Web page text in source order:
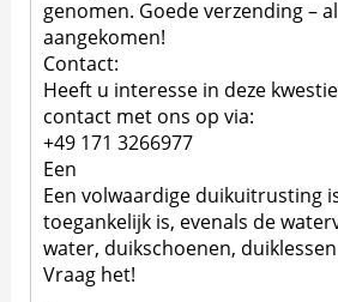
genomen. Goede verzending –
aangekomen!
Contact:
Heeft u interesse in deze
contact met ons op via:
+49 171 3266977
Een
Een volwaardige duikuitrusting
toegankelijk is, evenals de
water, duikschoenen, duiklessen
Vraag het!